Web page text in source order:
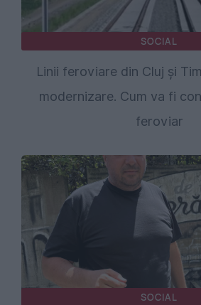
SOCIAL
Linii feroviare din Cluj și
modernizare. Cum va fi
feroviar
SOCIAL